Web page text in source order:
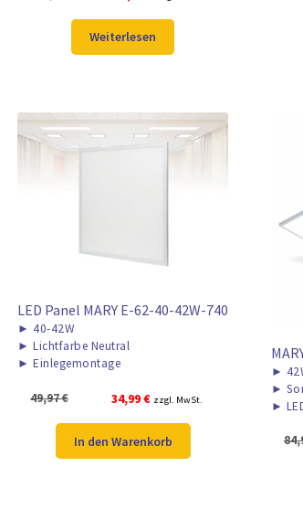
5.00von 5
war:
130,98 €
ist:
99,97 €.
Weiterlesen
LED Panel MARY E-62-40-42W-740
► 40-42W
► Lichtfarbe Neutral
► Einlegemontage
49,97€
Ursprünglicher
war:
49,97 €
34,99€Aktueller
ist:
34,99 €.
zzgl. MwSt.
In den Warenkorb
►
►
►